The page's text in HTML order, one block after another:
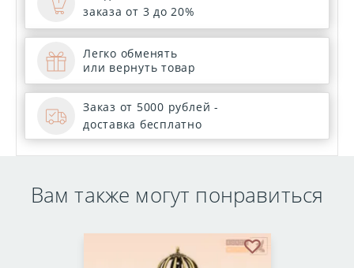
заказа от 3 до 20%
Легко обменять
или вернуть товар
Заказ от 5000 рублей -
доставка бесплатно
Вам также могут понравиться
В избранное